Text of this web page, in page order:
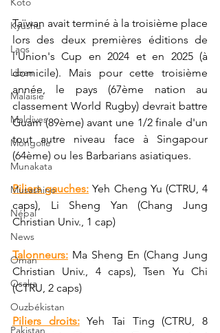
Kyushu
Laos
Liban
Malaisie
Maldives
Mongolie
Munakata
Musashino
Népal
News
Oman
Osaka
Ouzbékistan
Pakistan
Taïwan avait terminé à la troisième place
lors des deux premières éditions de
l'Union's Cup en 2024 et en 2025 (à
domicile). Mais pour cette troisième
année, le pays (67ème nation au
classement World Rugby) devrait battre
Guam (89ème) avant une 1/2 finale d'un
tout autre niveau face à Singapour
(64ème) ou les Barbarians asiatiques.
Piliers gauches: Yeh Cheng Yu (CTRU, 4
caps), Li Sheng Yan (Chang Jung
Christian Univ., 1 cap)
Talonneurs: Ma Sheng En (Chang Jung
Christian Univ., 4 caps), Tsen Yu Chi
(CTRU, 2 caps)
Piliers droits: Yeh Tai Ting
(CTRU, 8